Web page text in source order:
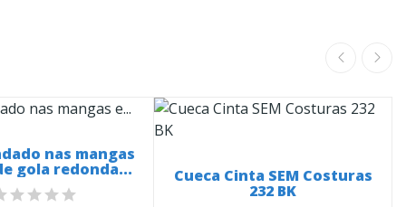
nas mangas
gola redonda... Cueca Cinta SEM Costuras
232 BK